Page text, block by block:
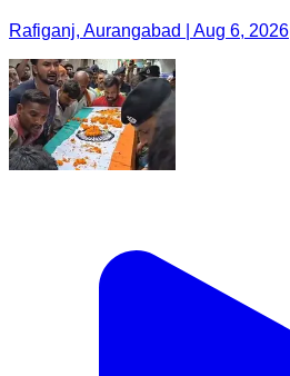
Rafiganj, Aurangabad | Aug 6, 2026